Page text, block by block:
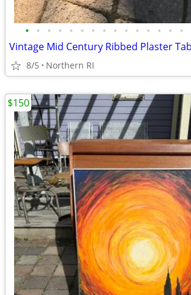
• • • • • • • • • • • • • • •
Vintage Mid Century Ribbed Plaster
8/5 Northern RI
$150